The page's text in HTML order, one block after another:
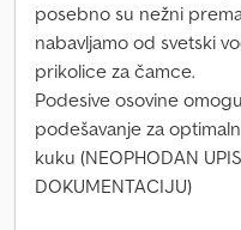
posebno su nežni
nabavljamo od svetski
prikolice za čamce.
Podesive osovine
podešavanje za
kuku (NEOPHODAN
DOKUMENTACIJU)